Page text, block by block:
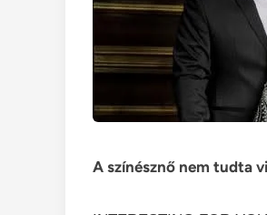
A színésznő nem tudta